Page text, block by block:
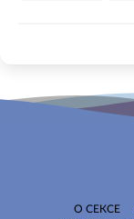
О СЕКСЕ